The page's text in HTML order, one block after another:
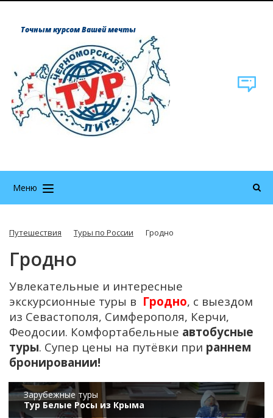
Точным курсом Вашей мечты
Меню
Путешествия Туры по России Гродно
Гродно
Увлекательные и интересные
экскурсионные туры в Гродно, с выездом
из Севастополя, Симферополя, Керчи,
Феодосии. Комфортабельные автобусные
туры. Супер цены на путёвки при раннем
бронировании!
Зарубежные туры
Тур Белые Росы из Крыма